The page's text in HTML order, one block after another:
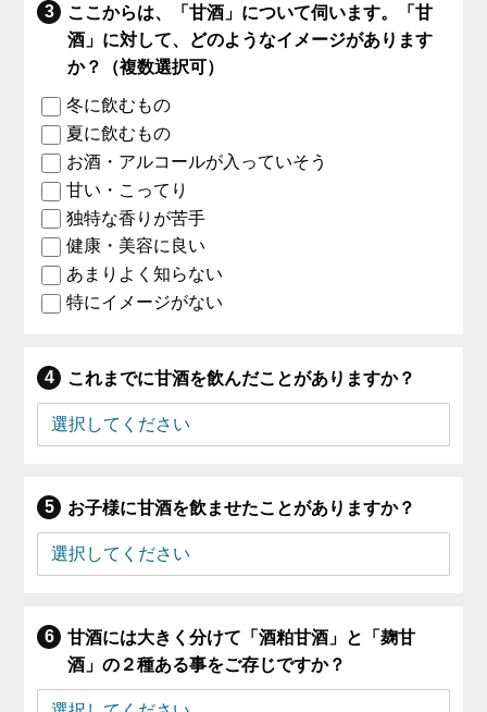
ここからは、「甘酒」について伺います。「甘
酒」に対して、どのようなイメージがあります
か？（複数選択可）
冬に飲むもの
夏に飲むもの
お酒・アルコールが入っていそう
甘い・こってり
独特な香りが苦手
健康・美容に良い
あまりよく知らない
特にイメージがない
これまでに甘酒を飲んだことがありますか？
お子様に甘酒を飲ませたことがありますか？
甘酒には大きく分けて「酒粕甘酒」と「麹甘
酒」の２種ある事をご存じですか？